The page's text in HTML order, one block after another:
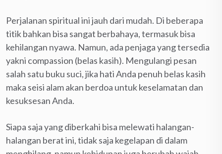
Perjalanan spiritual ini jauh dari mudah. Di beberapa
titik bahkan bisa sangat berbahaya, termasuk bisa
kehilangan nyawa. Namun, ada penjaga yang tersedia
yakni compassion (belas kasih). Mengulangi pesan
salah satu buku suci, jika hati Anda penuh belas kasih
maka seisi alam akan berdoa untuk keselamatan dan
kesuksesan Anda.
Siapa saja yang diberkahi bisa melewati halangan-
halangan berat ini, tidak saja kegelapan di dalam